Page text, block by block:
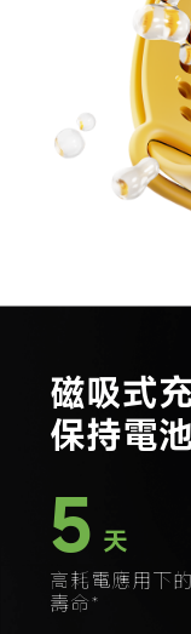
磁吸式
保持電
5 天
高耗電應用下
壽命*